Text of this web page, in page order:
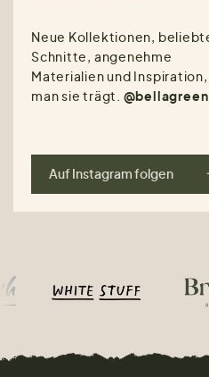
Neue Kollektionen,
Schnitte, angenehme
Materialien und
man sie trägt. @bellagreen
Auf Instagram folgen